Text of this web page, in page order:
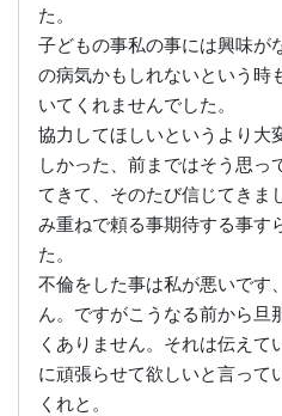
た。
子どもの事私の事には興味が
の病気かもしれないという時
いてくれませんでした。
協力してほしいというより大
しかった、前まではそう思っ
てきて、そのたび信じてきま
み重ねで頼る事期待する事す
た。
不倫をした事は私が悪いです
ん。ですがこうなる前から旦
くありません。それは伝えて
に頑張らせて欲しいと言って
くれと。